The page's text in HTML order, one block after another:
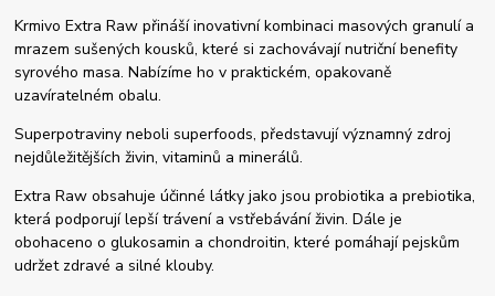
Krmivo Extra Raw přináší inovativní kombinaci masových granulí a
mrazem sušených kousků, které si zachovávají nutriční benefity
syrového masa. Nabízíme ho v praktickém, opakovaně
uzavíratelném obalu.
Superpotraviny neboli superfoods, představují významný zdroj
nejdůležitějších živin, vitaminů a minerálů.
Extra Raw obsahuje účinné látky jako jsou probiotika a prebiotika,
která podporují lepší trávení a vstřebávání živin. Dále je
obohaceno o glukosamin a chondroitin, které pomáhají pejskům
udržet zdravé a silné klouby.